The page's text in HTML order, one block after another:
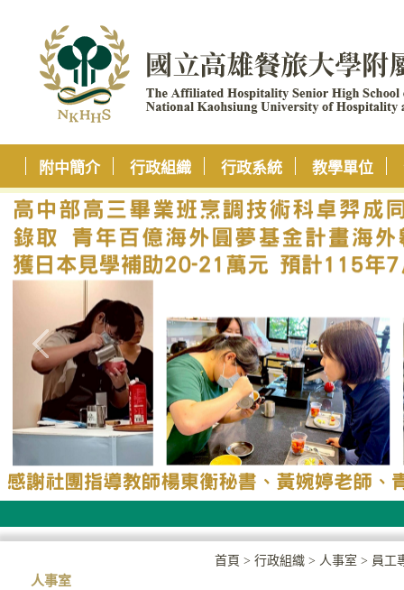
附中簡介 行政組織 行政系統 教學單位
人事室
首頁 > 行政組織 > 人事室 > 員工